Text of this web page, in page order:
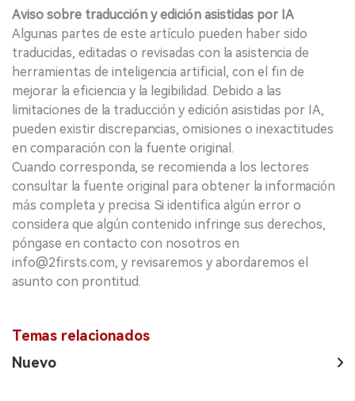
Aviso sobre traducción y edición asistidas por IA
Algunas partes de este artículo pueden haber sido
traducidas, editadas o revisadas con la asistencia de
herramientas de inteligencia artificial, con el fin de
mejorar la eficiencia y la legibilidad. Debido a las
limitaciones de la traducción y edición asistidas por IA,
pueden existir discrepancias, omisiones o inexactitudes
en comparación con la fuente original.
Cuando corresponda, se recomienda a los lectores
consultar la fuente original para obtener la información
más completa y precisa. Si identifica algún error o
considera que algún contenido infringe sus derechos,
póngase en contacto con nosotros en
info@2firsts.com, y revisaremos y abordaremos el
asunto con prontitud.
Temas relacionados
Nuevo